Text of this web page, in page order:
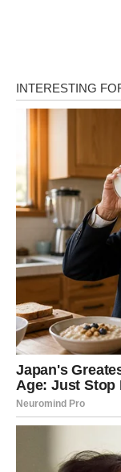
deluje obično, ali
Ovo nije period
prava ljubav se
Ljubav koja
najduže.
BLIZANCI
Blizanci su u fazi
Naredna tri dana
priznanja koja se
nešto više.
Ako si u vezi,
govoriš ono što
posmatra već
Poruka za